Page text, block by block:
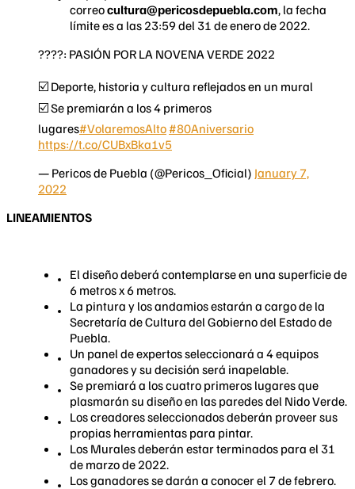
correocultura@pericosdepuebla.com, la fecha
límite es a las 23:59 del 31 de enero de 2022.
????: PASIÓN POR LA NOVENA VERDE 2022
☑️ Deporte, historia y cultura reflejados en un mural
☑️ Se premiarán a los 4 primeros
lugares#VolaremosAlto #80Aniversario
https://t.co/CUBxBka1v5
— Pericos de Puebla (@Pericos_Oficial) January 7,
2022
LINEAMIENTOS
El diseño deberá contemplarse en una superficie de
6 metros x 6 metros.
La pintura y los andamios estarán a cargo de la
Secretaría de Cultura del Gobierno del Estado de
Puebla.
Un panel de expertos seleccionará a 4 equipos
ganadores y su decisión será inapelable.
Se premiará a los cuatro primeros lugares que
plasmarán su diseño en las paredes del Nido Verde.
Los creadores seleccionados deberán proveer sus
propias herramientas para pintar.
Los Murales deberán estar terminados para el 31
de marzo de 2022.
Los ganadores se darán a conocer el 7 de febrero.​